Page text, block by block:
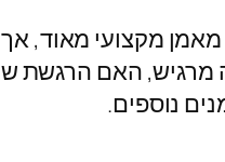
מקצועי מאוד,
מרגיש, האם הרגשת
נוספים.